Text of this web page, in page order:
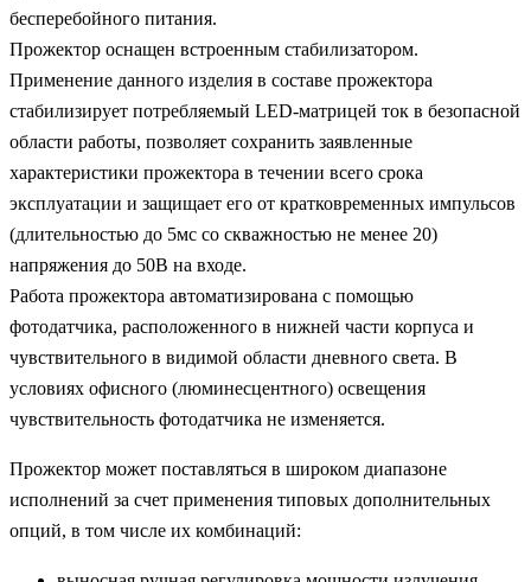
бесперебойного питания.
Прожектор оснащен встроенным стабилизатором.
Применение данного изделия в составе прожектора
стабилизирует потребляемый LED-матрицей ток в безопасной
области работы, позволяет сохранить заявленные
характеристики прожектора в течении всего срока
эксплуатации и защищает его от кратковременных импульсов
(длительностью до 5мс со скважностью не менее 20)
напряжения до 50В на входе.
Работа прожектора автоматизирована с помощью
фотодатчика, расположенного в нижней части корпуса и
чувствительного в видимой области дневного света. В
условиях офисного (люминесцентного) освещения
чувствительность фотодатчика не изменяется.
Прожектор может поставляться в широком диапазоне
исполнений за счет применения типовых дополнительных
опций, в том числе их комбинаций: